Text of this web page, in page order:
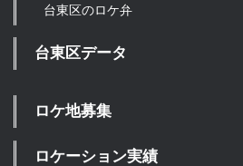
台東区のロケ弁
台東区データ
ロケ地募集
ロケーション実績